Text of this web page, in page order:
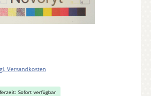
Versandkosten
Sofort verfügbar